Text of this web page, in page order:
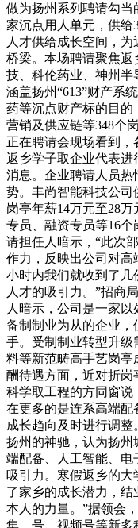
做为扬州系列聘请勾当
家沉点用人单元，供给
人才供给成长空间，
桥梁。本场聘请聚焦
技、科伦药业、神州半
涵盖扬州“613”财产系
药等沉点财产标的目
营销及供应链等348个
正在聘请会现场看到，
返乡学子取企业代表
消息。企业聘请人员
势。丰尚智能科技公
岗亭年薪14万元至28
专员、融资专员等16
请担任人暗示，“此次
作力，反映出公司对高
小时内我们就收到了
人才的吸引力。”招商
人暗示，公司是一家
备制制业为从的企业
手。受制制业转型升
料等新范畴高手艺岗亭
酬待遇方面，近对折岗
科学取工程的方同窗说
在更多的是连系高端
成长趋向及时进行调
扬州的神驰，认为扬
端配备、人工智能、
吸引力。寒假返乡的大
了家乡的成长潜力，
本人的力量。”据领会
集、号、视频号等新